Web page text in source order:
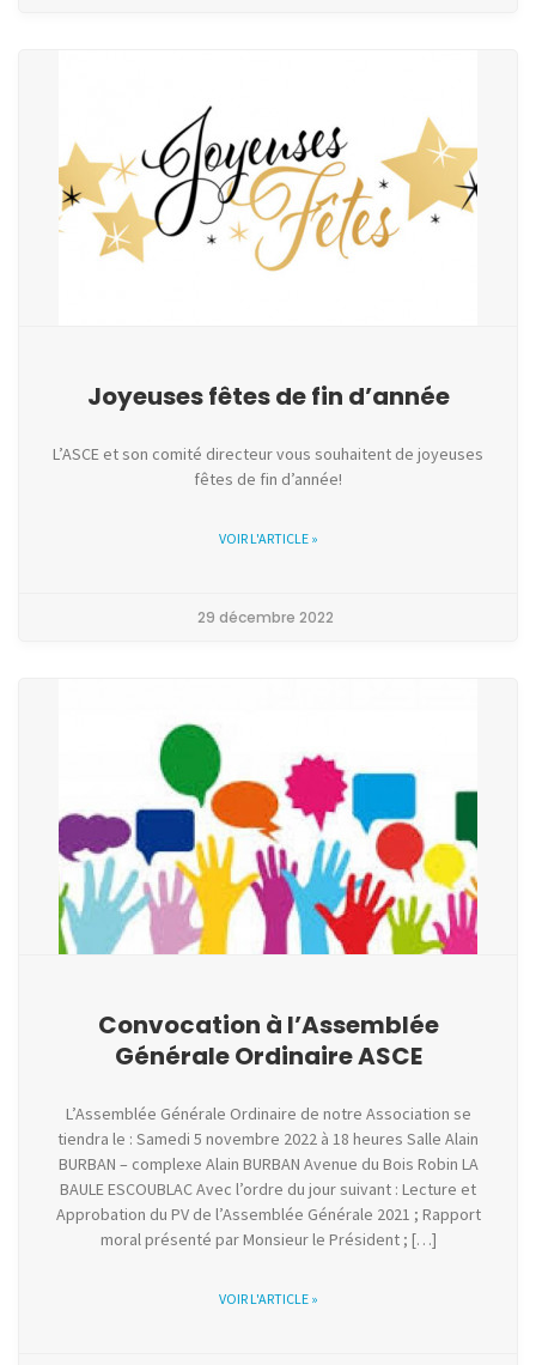
Joyeuses fêtes de fin d’année
L’ASCE et son comité directeur vous souhaitent de joyeuses
fêtes de fin d’année!
VOIR L'ARTICLE »
29 décembre 2022
Convocation à l’Assemblée
Générale Ordinaire ASCE
L’Assemblée Générale Ordinaire de notre Association se
tiendra le : Samedi 5 novembre 2022 à 18 heures Salle Alain
BURBAN – complexe Alain BURBAN Avenue du Bois Robin LA
BAULE ESCOUBLAC Avec l’ordre du jour suivant : Lecture et
Approbation du PV de l’Assemblée Générale 2021 ; Rapport
moral présenté par Monsieur le Président ; […]
VOIR L'ARTICLE »